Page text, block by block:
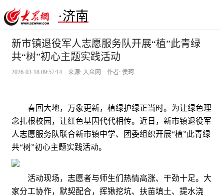
·济南
新市镇退役军人志愿服务队开展“植”此青绿
共“树”初心主题实践活动
2026-03-18 09:57:14 来源: 大众网 作者: 侯珂
春回大地，万象更新，植绿护绿正当时。为让绿色理
念扎根校园，让红色基因代代相传。近日，新市镇退役军
人志愿服务队联合新市镇中学、团委组织开展“植”此青绿
共“树”初心主题实践活动。
活动现场，志愿者与师生们热情高涨、干劲十足。大
家分工协作，默契配合，挥锹挖坑、扶苗填土、提水浇